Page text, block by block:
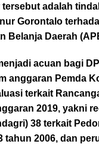
tersebut adalah
Gorontalo
Belanja Daerah
acuan bagi
anggaran Pemda
terkait
2019, yakni
38 terkait
tahun 2006, dan